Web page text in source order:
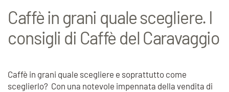
Caffè in grani quale scegliere. I
consigli di Caffè del Caravaggio
Caffè in grani quale scegliere e soprattutto come
sceglierlo? Con una notevole impennata della vendita di